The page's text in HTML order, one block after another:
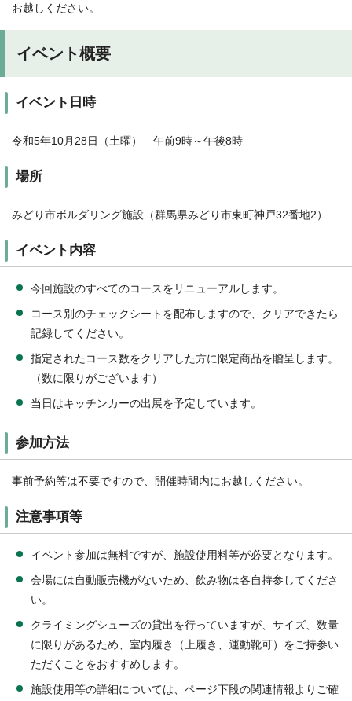
お越しください。
イベント概要
イベント日時
令和5年10月28日（土曜） 午前9時～午後8時
場所
みどり市ボルダリング施設（群馬県みどり市東町神戸32番地2）
イベント内容
今回施設のすべてのコースをリニューアルします。
コース別のチェックシートを配布しますので、クリアできたら
記録してください。
指定されたコース数をクリアした方に限定商品を贈呈します。
（数に限りがございます）
当日はキッチンカーの出展を予定しています。
参加方法
事前予約等は不要ですので、開催時間内にお越しください。
注意事項等
イベント参加は無料ですが、施設使用料等が必要となります。
会場には自動販売機がないため、飲み物は各自持参してくださ
い。
クライミングシューズの貸出を行っていますが、サイズ、数量
に限りがあるため、室内履き（上履き、運動靴可）をご持参い
ただくことをおすすめします。
施設使用等の詳細については、ページ下段の関連情報よりご確